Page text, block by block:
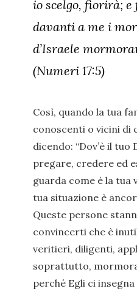
io scelgo, fiorirà; e
davanti a me i
d’Israele
(Numeri 17:5)
Così, quando la tua
conoscenti o vicini di
dicendo: “Dov’è il tuo
pregare, credere ed
guarda come è la tua
tua situazione è
Queste persone
convincerti che è
veritieri, diligenti,
soprattutto,
perché Egli ci